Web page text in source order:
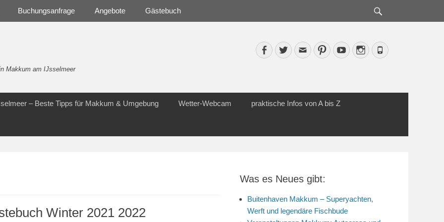
Buchungsanfrage Angebote Gästebuch
Makkum am IJsselmeer
Facebook
TwitterEmailPinterestYouTubeInstagram
Phone
– Beste Tipps für Makkum & Umgebung Wetter-Webcam praktische Infos von A bis Z
Winter 2021 2022
Was es Neues gibt:
Buitenhaven Makkum – Superyachten,
Werft und legendäre Fischbude